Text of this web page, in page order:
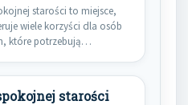
starości to miejsce,
wiele korzyści dla osób
które potrzebują
starości